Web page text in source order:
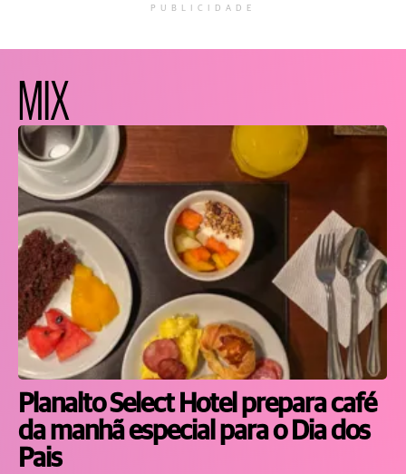
PUBLICIDADE
MIX
Planalto Select Hotel prepara café
da manhã especial para o Dia dos
Pais